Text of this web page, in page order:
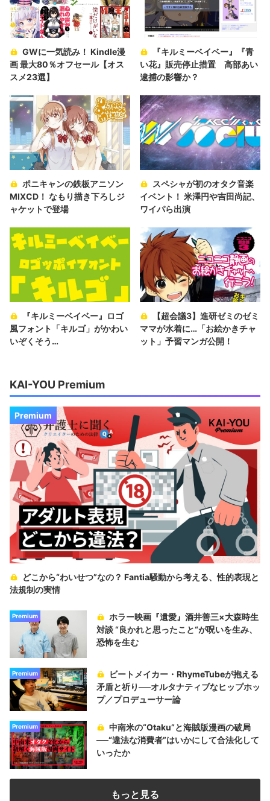
GWに一気読み！ Kindle漫
画 最大80％オフセール【オス
スメ23選】
『キルミーベイベー』『青
い花』販売停止措置 高部あい
逮捕の影響か？
ポニキャンの鉄板アニソン
MIXCD！ なもり描き下ろしジ
ャケットで登場
スペシャが初のオタク音楽
イベント！ 米澤円や吉田尚記、
ワイパら出演
『キルミーベイベー』ロゴ
風フォント「キルゴ」がかわい
いぞくそう…
【超会議3】進研ゼミのゼミ
ママが水着に…「お絵かきチャ
ット」予習マンガ公開！
KAI-YOU Premium
Premium
どこから“わいせつ”なの？ Fantia騒動から考える、性的表現と
法規制の実情
Premium
ホラー映画『遺愛』酒井善三×大森時生
対談 “良かれと思ったこと“が呪いを生み、
恐怖を生む
Premium
ビートメイカー・RhymeTubeが抱える
矛盾と祈り──オルタナティブなヒップホッ
プ／プロデューサー論
Premium
中南米の“Otaku”と海賊版漫画の破局
──“違法な消費者”はいかにして合法化して
いったか
もっと見る